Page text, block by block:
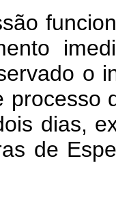
o
processo
dias,
de